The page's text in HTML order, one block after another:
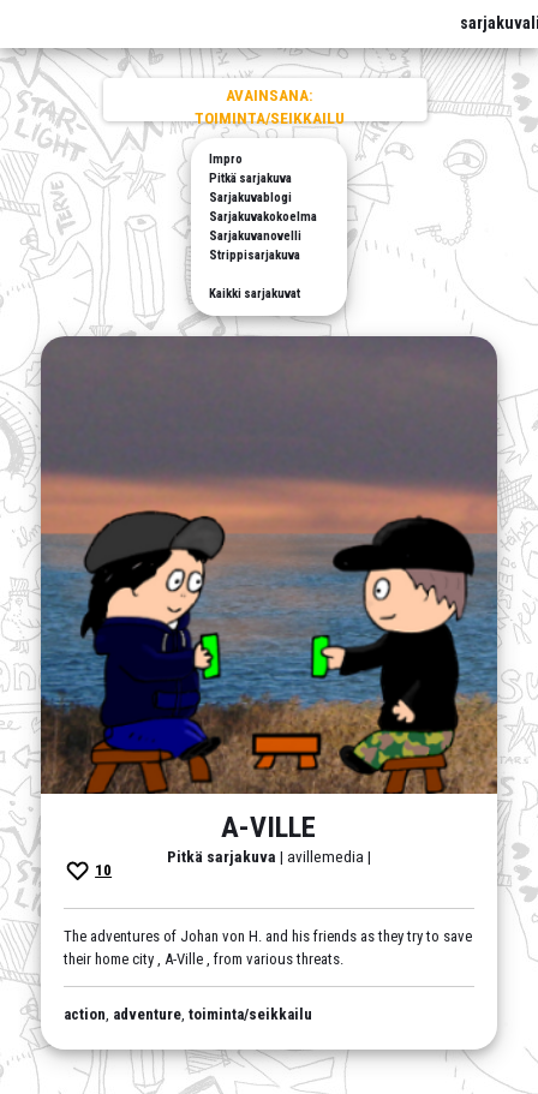
AVAINSANA:
TOIMINTA/SEIKKAILU
Impro
Pitkä sarjakuva
Sarjakuvablogi
Sarjakuvakokoelma
Sarjakuvanovelli
Strippisarjakuva
Kaikki sarjakuvat
A-VILLE
Pitkä sarjakuva | avillemedia |
10
The adventures of Johan von H. and his friends as they try to save
their home city , A-Ville , from various threats.
action, adventure,toiminta/seikkailu